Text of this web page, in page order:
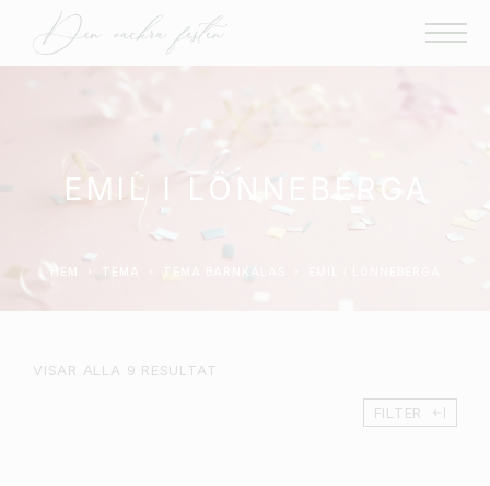
EMIL I LÖNNEBERGA
HEM TEMA BARNKALAS
VISAR ALLA 9 RESULTAT
FILTER